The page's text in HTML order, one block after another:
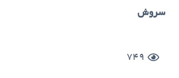
سروش
749